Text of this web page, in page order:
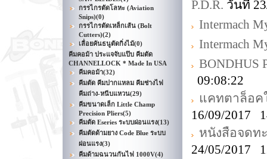
กรรไกรตัดโลหะ (Aviation
Snips)(0)
กรรไกรตัดเหล็กเส้น (Bolt
Cutters)(2)
เลื่อยคันธนูตัดกิ่งไม้(0)
คีมคอม้า ประแจจับแป๊บ คีมตัด
CHANNELLOCK * Made In USA
คีมคอม้า(32)
คีมตัด คีมปากแหลม คีมช่างไฟ
คีมถ่าง-หนีบแหวน(29)
คีมขนาดเล็ก Little Champ
Precision Pliers(5)
คีมตัด Eseries ระบบผ่อนแรง(13)
คีมตัดด้ามยาง Code Blue ระบบ
ผ่อนแรง(3)
คีมด้ามฉนวนกันไฟ 1000V(4)
P.D.R. วันที่
Intermach
Intermach
BONDHUS
09:08:22
แคทตาล็อค
16/09/2017
หนังสือจดท
24/05/2017